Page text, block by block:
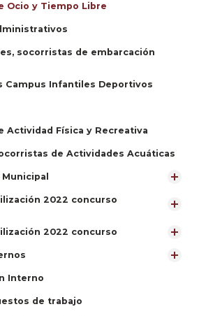
Ocio y Tiempo Libre
socorristas de embarcación
Campus Infantiles Deportivos
Actividad Física y Recreativa
de Actividades Acuáticas
2022 concurso
2022 concurso
Interno
de trabajo